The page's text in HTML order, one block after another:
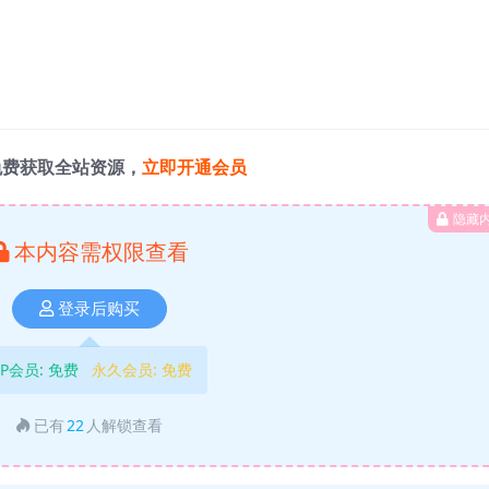
获取全站资源， 立即开通会员
隐藏
本内容需权限查看
登录后购买
会员: 免费 永久会员: 免费
已有22 人解锁查看